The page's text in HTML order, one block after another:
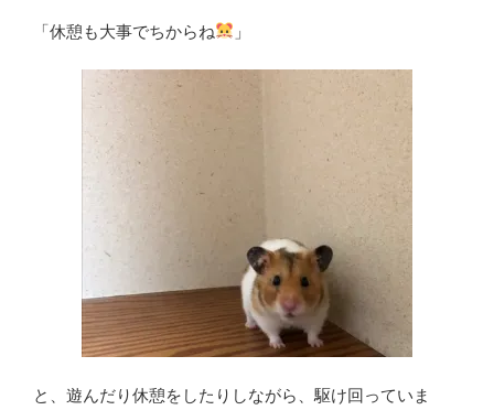
「休憩も大事でちからね 」
と、遊んだり休憩をしたりしながら、駆け回っていま